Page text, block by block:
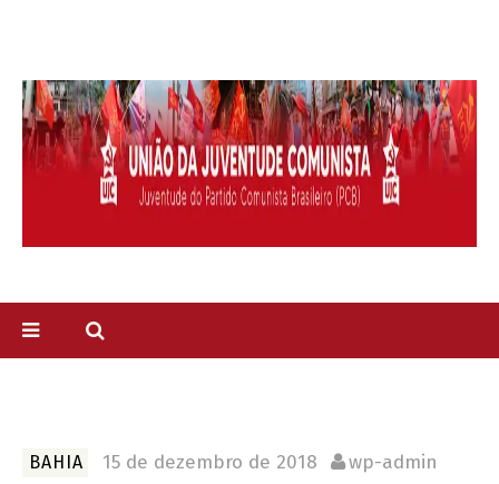
BAHIA 15 de dezembro de 2018 wp-admin